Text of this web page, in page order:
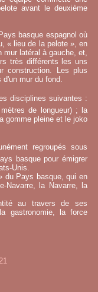
avant le deuxième
basque espagnol où
« lieu de la pelote », en
mur latéral à gauche, et,
très différents les uns
construction. Les plus
mur du fond.
disciplines suivantes :
de longueur) ; la
gomme pleine et le joko
regroupés sous
basque pour émigrer
Unis.
du Pays basque, qui en
Navarre, la Navarre, la
au travers de ses
gastronomie, la force